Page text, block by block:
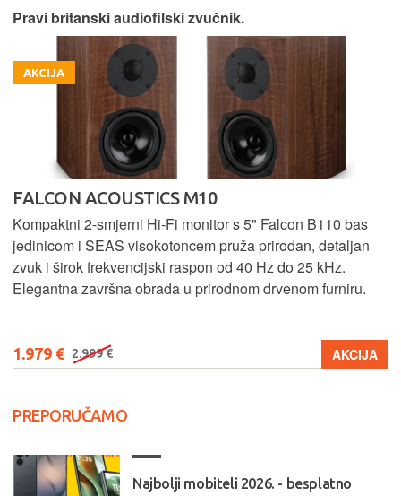
Pravi britanski audiofilski zvučnik.
AKCIJA
FALCON ACOUSTICS M10
Kompaktni 2-smjerni Hi-Fi monitor s 5" Falcon B110 bas
jedinicom i SEAS visokotoncem pruža prirodan, detaljan
zvuk i širok frekvencijski raspon od 40 Hz do 25 kHz.
Elegantna završna obrada u prirodnom drvenom furniru.
1.979 € 2.999 € AKCIJA
PREPORUČAMO
Najbolji mobiteli 2026. - besplatno